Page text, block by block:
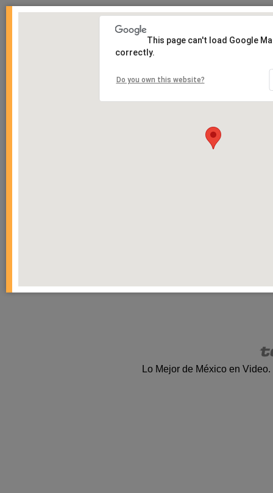
This page can't load Google
correctly.
Do you own this website?
Lo Mejor de México en